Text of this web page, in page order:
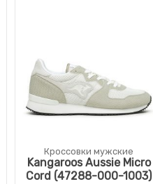
Кроссовки мужские
Kangaroos Aussie Micro
Cord (47288-000-1003)